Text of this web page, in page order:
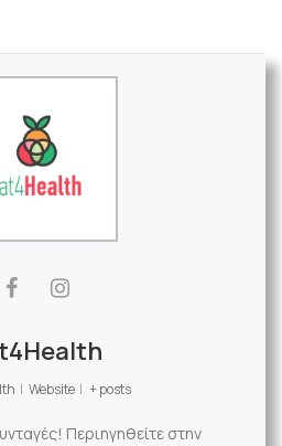
| Website | + posts
Περιηγηθείτε στην